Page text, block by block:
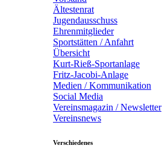
Ältestenrat
Jugendausschuss
Ehrenmitglieder
Sportstätten / Anfahrt
Übersicht
Kurt-Rieß-Sportanlage
Fritz-Jacobi-Anlage
Medien / Kommunikation
Social Media
Vereinsmagazin / Newsletter
Vereinsnews
Verschiedenes